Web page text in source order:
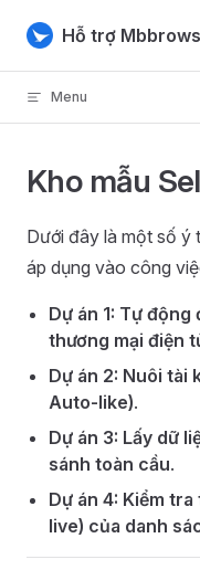
Skip to content
Hỗ trợ
Menu
Kho mẫu
Dưới đây là một số ý
áp dụng vào công
Dự án 1: Tự
thương mại điện
Dự án 2: Nuôi tài
Auto-like).
Dự án 3: Lấy dữ
sánh toàn cầu.
Dự án 4: Kiểm
live) của danh